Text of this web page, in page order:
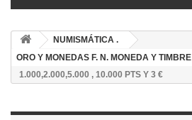
NUMISMÁTICA .
ORO Y MONEDAS F. N. MONEDA Y TIMBRE
1.000,2.000,5.000 , 10.000 PTS Y 3 €